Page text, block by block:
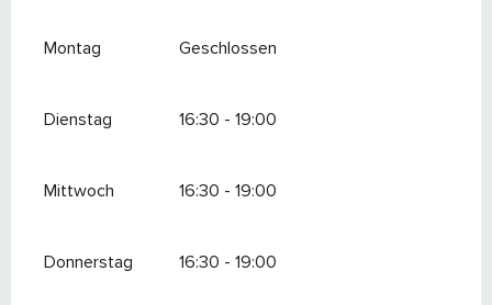
Montag Geschlossen
Dienstag 16:30 - 19:00
Mittwoch 16:30 - 19:00
Donnerstag 16:30 - 19:00